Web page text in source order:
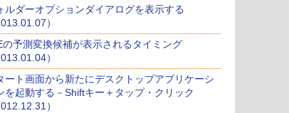
ルダーオプションダイアログを表示する
）
の予測変換候補が表示されるタイミング
）
ート画面から新たにデスクトップアプリケーシ
を起動する－Shiftキー＋タップ・クリック
）